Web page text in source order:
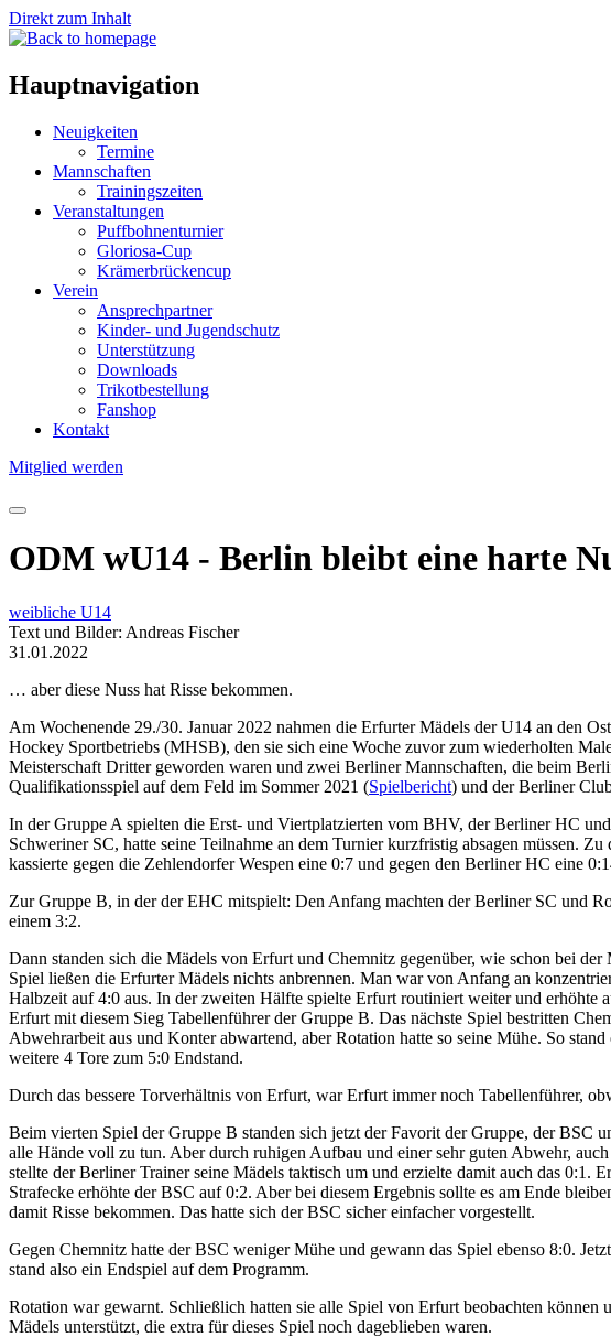
Direkt zum Inhalt
Hauptnavigation
Neuigkeiten
Termine
Mannschaften
Trainingszeiten
Veranstaltungen
Puffbohnenturnier
Gloriosa-Cup
Krämerbrückencup
Verein
Ansprechpartner
Kinder- und Jugendschutz
Unterstützung
Downloads
Trikotbestellung
Fanshop
Kontakt
Mitglied werden
ODM wU14 - Berlin bleibt eine harte
weibliche U14
Text und Bilder: Andreas Fischer
31.01.2022
… aber diese Nuss hat Risse bekommen.
Am Wochenende 29./30. Januar 2022 nahmen die Erfurter Mädels der U14 an den
Hockey Sportbetriebs (MHSB), den sie sich eine Woche zuvor zum wiederholten
Meisterschaft Dritter geworden waren und zwei Berliner Mannschaften, die beim
Qualifikationsspiel auf dem Feld im Sommer 2021 (Spielbericht) und der Berliner
In der Gruppe A spielten die Erst- und Viertplatzierten vom BHV, der Berliner HC
Schweriner SC, hatte seine Teilnahme an dem Turnier kurzfristig absagen müssen.
kassierte gegen die Zehlendorfer Wespen eine 0:7 und gegen den Berliner HC eine
Zur Gruppe B, in der der EHC mitspielt: Den Anfang machten der Berliner SC und
einem 3:2.
Dann standen sich die Mädels von Erfurt und Chemnitz gegenüber, wie schon bei
Spiel ließen die Erfurter Mädels nichts anbrennen. Man war von Anfang an
Halbzeit auf 4:0 aus. In der zweiten Hälfte spielte Erfurt routiniert weiter und
Erfurt mit diesem Sieg Tabellenführer der Gruppe B. Das nächste Spiel bestritten
Abwehrarbeit aus und Konter abwartend, aber Rotation hatte so seine Mühe. So
weitere 4 Tore zum 5:0 Endstand.
Durch das bessere Torverhältnis von Erfurt, war Erfurt immer noch Tabellenführer,
Beim vierten Spiel der Gruppe B standen sich jetzt der Favorit der Gruppe, der BSC
alle Hände voll zu tun. Aber durch ruhigen Aufbau und einer sehr guten Abwehr,
stellte der Berliner Trainer seine Mädels taktisch um und erzielte damit auch das 0:1.
Strafecke erhöhte der BSC auf 0:2. Aber bei diesem Ergebnis sollte es am Ende
damit Risse bekommen. Das hatte sich der BSC sicher einfacher vorgestellt.
Gegen Chemnitz hatte der BSC weniger Mühe und gewann das Spiel ebenso 8:0.
stand also ein Endspiel auf dem Programm.
Rotation war gewarnt. Schließlich hatten sie alle Spiel von Erfurt beobachten
Mädels unterstützt, die extra für dieses Spiel noch dageblieben waren.